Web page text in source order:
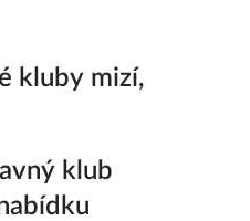
kluby mizí,
klub